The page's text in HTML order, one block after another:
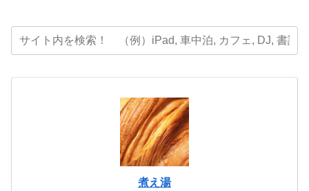
煮え湯